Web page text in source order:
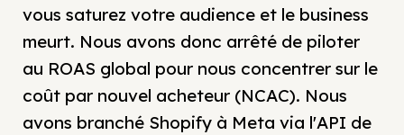
vous saturez votre audience et le business
meurt. Nous avons donc arrêté de piloter
au ROAS global pour nous concentrer sur le
coût par nouvel acheteur (NCAC). Nous
avons branché Shopify à Meta via l'API de